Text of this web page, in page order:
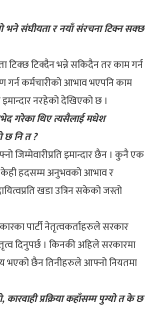
भने संघीयता र नयाँ संरचना टिक्न सक्छ
टिक्छ टिक्दैन भन्ने सकिदैन तर काम गर्न
गर्न कर्मचारीको आभाव भएपनि काम
नरहेको देखिएको छ ।
गरेका थिए त्यसैलाई मधेश
छ नि त ?
इमान्दार छैन । कुनै एक
केही हदसम्म अनुभवको आभाव र
खडा उत्रिन सकेको जस्तो
पार्टी नेतृत्वकर्ताहरुले सरकार
दिनुपर्छ । किनकी अहिले सरकारमा
भएको छैन तिनीहरुले आफ्नो नियतमा
प्रक्रिया कहाँसम्म पुग्यो त के छ